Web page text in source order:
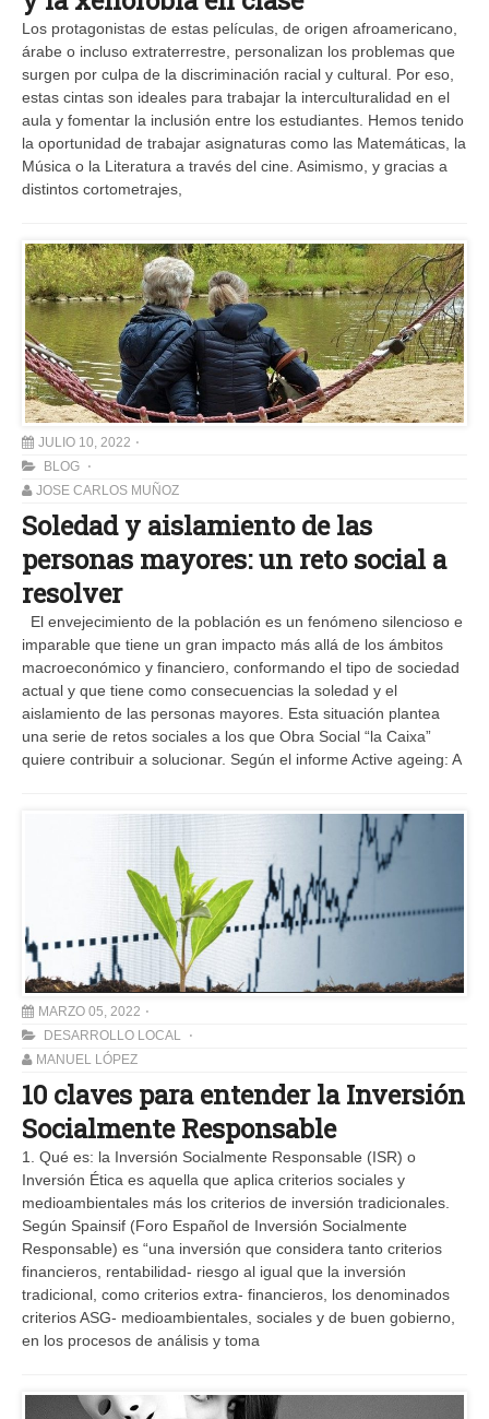
Los protagonistas de estas películas, de origen afroamericano,
árabe o incluso extraterrestre, personalizan los problemas que
surgen por culpa de la discriminación racial y cultural. Por eso,
estas cintas son ideales para trabajar la interculturalidad en el
aula y fomentar la inclusión entre los estudiantes. Hemos tenido
la oportunidad de trabajar asignaturas como las Matemáticas, la
Música o la Literatura a través del cine. Asimismo, y gracias a
distintos cortometrajes,
JULIO 10, 2022
BLOG
JOSE CARLOS MUÑOZ
Soledad y aislamiento de las
personas mayores: un reto social a
resolver
El envejecimiento de la población es un fenómeno silencioso e
imparable que tiene un gran impacto más allá de los ámbitos
macroeconómico y financiero, conformando el tipo de sociedad
actual y que tiene como consecuencias la soledad y el
aislamiento de las personas mayores. Esta situación plantea
una serie de retos sociales a los que Obra Social “la Caixa”
quiere contribuir a solucionar. Según el informe Active ageing: A
MARZO 05, 2022
DESARROLLO LOCAL
MANUEL LÓPEZ
10 claves para entender la Inversión
Socialmente Responsable
1. Qué es: la Inversión Socialmente Responsable (ISR) o
Inversión Ética es aquella que aplica criterios sociales y
medioambientales más los criterios de inversión tradicionales.
Según Spainsif (Foro Español de Inversión Socialmente
Responsable) es “una inversión que considera tanto criterios
financieros, rentabilidad- riesgo al igual que la inversión
tradicional, como criterios extra- financieros, los denominados
criterios ASG- medioambientales, sociales y de buen gobierno,
en los procesos de análisis y toma